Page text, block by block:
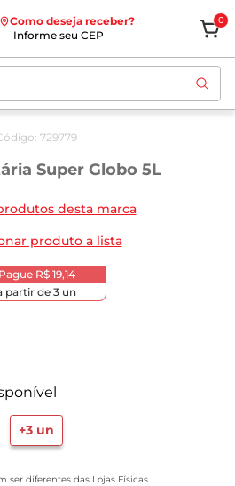
Como deseja receber?
Informe seu CEP
0
: 729779
Super Globo 5L
desta marca
produto a lista
Pague R$ 19,14
partir de3 un
+3 un
ser diferentes das Lojas Físicas.